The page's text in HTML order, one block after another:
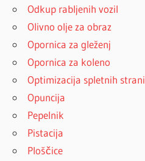
Odkup rabljenih vozil
Olivno olje za obraz
Opornica za gleženj
Opornica za koleno
Optimizacija spletnih strani
Opuncija
Pepelnik
Pistacija
Ploščice